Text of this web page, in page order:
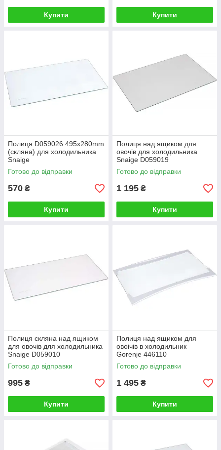
Купити Купити
Полиця D059026 495x280mm
(скляна) для холодильника
Snaige
Готово до відправки
570 ₴
Купити
Полиця над ящиком для
овочів для холодильника
Snaige D059019
Готово до відправки
1 195 ₴
Купити
Полиця скляна над ящиком
для овочів для холодильника
Snaige D059010
Готово до відправки
995 ₴
Купити
Полиця над ящиком для
овоічів в холодильник
Gorenje 446110
Готово до відправки
1 495 ₴
Купити